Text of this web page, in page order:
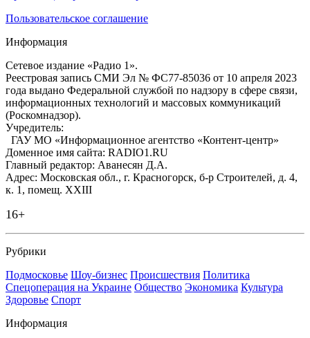
Пользовательское соглашение
Информация
Сетевое издание «Радио 1».
Реестровая запись СМИ Эл № ФС77-85036 от 10 апреля 2023
года выдано Федеральной службой по надзору в сфере связи,
информационных технологий и массовых коммуникаций
(Роскомнадзор).
Учредитель:
ГАУ МО «Информационное агентство «Контент-центр»
Доменное имя сайта: RADIO1.RU
Главный редактор: Аванесян Д.А.
Адрес: Московская обл., г. Красногорск, б-р Строителей, д. 4,
к. 1, помещ. XXIII
16+
Рубрики
Подмосковье Шоу-бизнес Происшествия Политика
Спецоперация на Украине Общество Экономика Культура
Здоровье Спорт
Информация